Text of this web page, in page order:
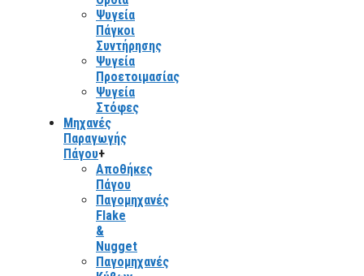
Ψυγεία
Πάγκοι
Συντήρησης
Ψυγεία
Προετοιμασίας
Ψυγεία
Στόφες
Μηχανές
Παραγωγής
Πάγου+
Αποθήκες
Πάγου
Παγομηχανές
Flake
&
Nugget
Παγομηχανές